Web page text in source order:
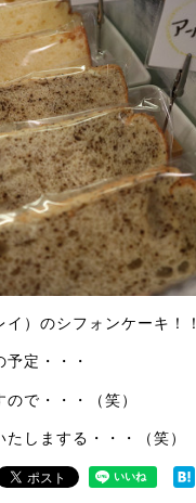
）のシフォンケーキ！！
定・・・
で・・・（笑）
しまする・・・（笑）